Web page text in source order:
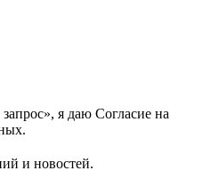
я даю Согласие на
и новостей.